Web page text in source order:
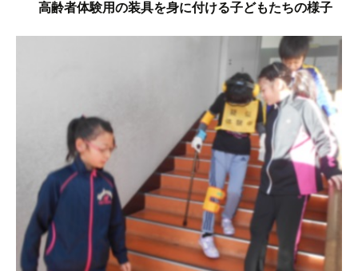
高齢者体験用の装具を身に付ける子どもたちの様子